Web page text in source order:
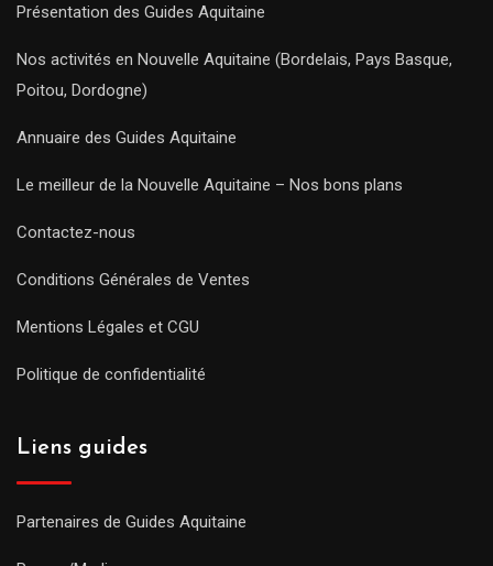
Présentation des Guides Aquitaine
Nos activités en Nouvelle Aquitaine (Bordelais, Pays Basque,
Poitou, Dordogne)
Annuaire des Guides Aquitaine
Le meilleur de la Nouvelle Aquitaine – Nos bons plans
Contactez-nous
Conditions Générales de Ventes
Mentions Légales et CGU
Politique de confidentialité
Liens guides
Partenaires de Guides Aquitaine